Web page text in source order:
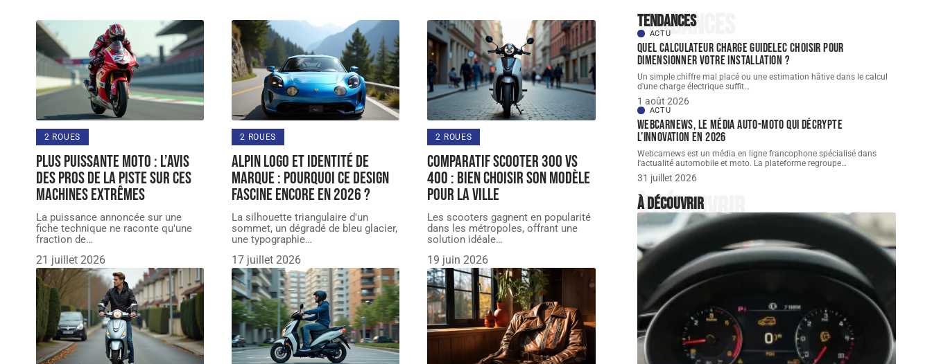
2 ROUES
Plus puissante moto : l’avis
des pros de la piste sur ces
machines extrêmes
La puissance annoncée sur une
fiche technique ne raconte qu'une
fraction de…
21 juillet 2026
2 ROUES
Alpin logo et identité de
marque : pourquoi ce design
fascine encore en 2026 ?
La silhouette triangulaire d'un
sommet, un dégradé de bleu glacier,
une typographie…
17 juillet 2026
2 ROUES
Comparatif Scooter 300 vs
400 : Bien Choisir son Modèle
pour la Ville
Les scooters gagnent en popularité
dans les métropoles, offrant une
solution idéale…
19 juin 2026
Tendances
Tendances
ACTU
Quel Calculateur charge guidelec choisir pour
dimensionner votre installation ?
Un simple chiffre mal placé ou une estimation hâtive dans le calcul
d'une charge électrique suffit…
1 août 2026
ACTU
Webcarnews, le média auto-moto qui décrypte
l’innovation en 2026
Webcarnews est un média en ligne francophone spécialisé dans
l'actualité automobile et moto. La plateforme regroupe…
31 juillet 2026
À découvrir
À découvrir